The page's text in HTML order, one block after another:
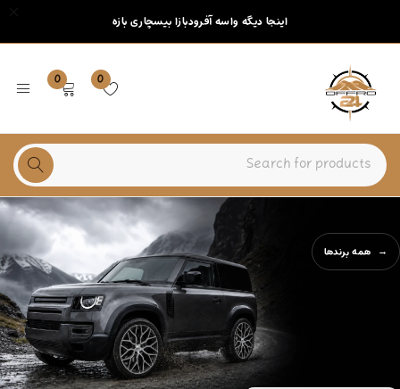
اینجا دیگه واسه آفرودبازا بیسچاری بازه
0
0
همه برندها